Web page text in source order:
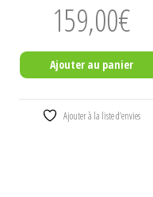
159,00€
Ajouter au panier
Ajouter à la liste d’envies